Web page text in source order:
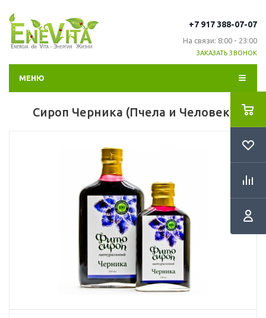
+7 917 388-07-07
На связи: 8:00 - 23:00
ЗАКАЗАТЬ ЗВОНОК
МЕНЮ
Сироп Черника (Пчела и Человек)